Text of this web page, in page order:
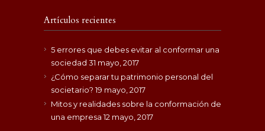
Artículos recientes
5 errores que debes evitar al conformar una
sociedad 31 mayo, 2017
¿Cómo separar tu patrimonio personal del
societario? 19 mayo, 2017
Mitos y realidades sobre la conformación de
una empresa 12 mayo, 2017